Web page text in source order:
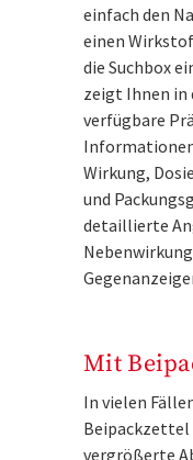
einfach den
einen
die Suchbox
zeigt Ihnen in
verfügbare
Wirkung,
und
detaillierte
Mit
In vielen
Beipackzettel
vergrößerte